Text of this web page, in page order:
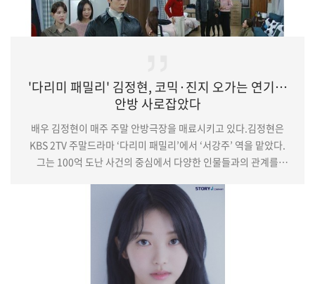
'다리미 패밀리' 김정현, 코믹·진지 오가는 연기…
안방 사로잡았다
배우 김정현이 매주 주말 안방극장을 매료시키고 있다.김정현은
KBS 2TV 주말드라마 ‘다리미 패밀리’에서 ‘서강주’ 역을 맡았다.
그는 100억 도난 사건의 중심에서 다양한 인물들과의 관계를
이다림(금새록 분)과 사사건건 부딪히며 티격태격 케미를
선보였다. 이어 그는 다림에게 특유의 다정함과 능청스러운
매력으로 ‘서강주 표 직진 플러팅’을 제대로 발휘하며 진심을
드러내기도. 이후 두 사람은 함께 사업을 시작, 점차 가까워지며
본격적인 러브라인을 형성해 시청자들의 설렘을 …